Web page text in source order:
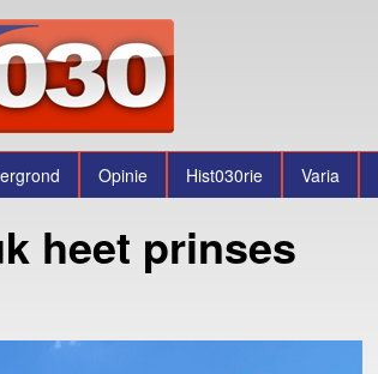
Opinie Hist030rie Varia
heet prinses